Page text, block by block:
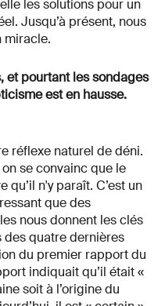
les solutions pour un
Jusqu’à présent, nous
miracle.
et pourtant les sondages
est en hausse.
réflexe naturel de déni.
se convainc que le
qu’il n'y paraît. C’est un
que des
nous donnent les clés
des quatre dernières
du premier rapport du
indiquait qu’il était «
soit à l’origine du